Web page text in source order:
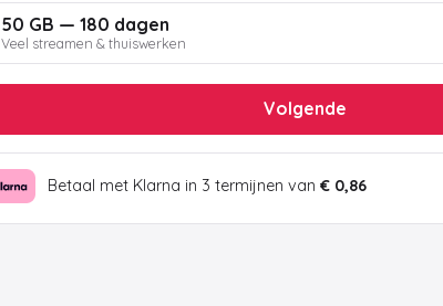
50 GB — 180 dagen
Veel streamen & thuiswerken
Volgende
Betaal met Klarna in 3 termijnen van € 0,86